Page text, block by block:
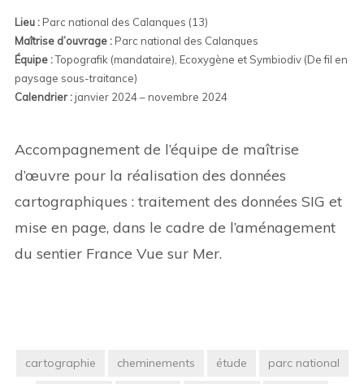
Lieu : Parc national des Calanques (13)
Maîtrise d’ouvrage : Parc national des Calanques
Équipe :Topografik (mandataire), Ecoxygène et Symbiodiv (De fil en
paysage sous-traitance)
Calendrier : janvier 2024 – novembre 2024
Accompagnement de l’équipe de maîtrise
d’œuvre pour la réalisation des données
cartographiques : traitement des données SIG et
mise en page, dans le cadre de l’aménagement
du sentier France Vue sur Mer.
cartographie cheminements étude parc national